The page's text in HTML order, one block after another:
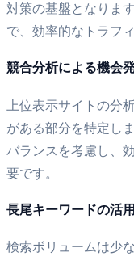
対策の基盤となりま
で、効率的なトラフ
競合分析による機会
上位表示サイトの分
がある部分を特定し
バランスを考慮し、
要です。
長尾キーワードの活用
検索ボリュームは少